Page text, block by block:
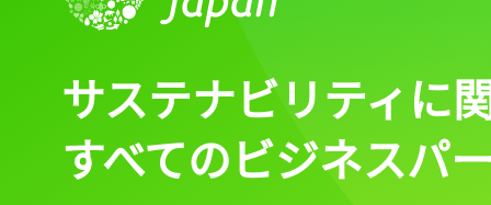
サステナビリティに
すべてのビジネスパ